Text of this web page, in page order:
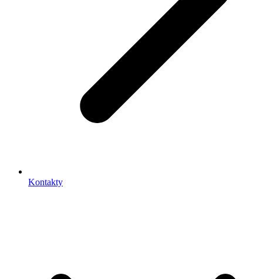
Kontakty